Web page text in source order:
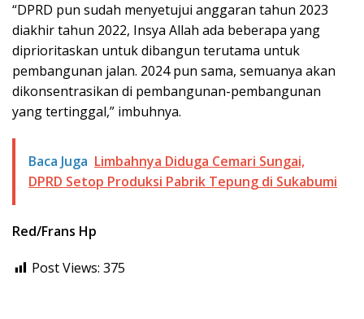
“DPRD pun sudah menyetujui anggaran tahun 2023
diakhir tahun 2022, Insya Allah ada beberapa yang
diprioritaskan untuk dibangun terutama untuk
pembangunan jalan. 2024 pun sama, semuanya akan
dikonsentrasikan di pembangunan-pembangunan
yang tertinggal,” imbuhnya.
Baca Juga Limbahnya Diduga Cemari Sungai,
DPRD Setop Produksi Pabrik Tepung di Sukabumi
Red/Frans Hp
Post Views: 375